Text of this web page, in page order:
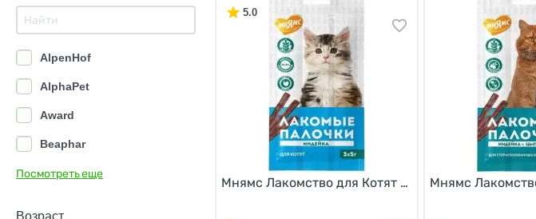
AlpenHof
AlphaPet
Award
Beaphar
Edel Cat
Посмотреть еще
Возраст
5.0
Мнямс Лакомство для Котят Лакомые палочки
Мнямс